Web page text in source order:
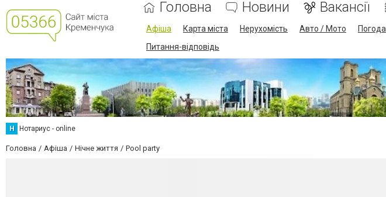
Головна Новини Вакансії
Афіша Карта міста Нерухомість Авто / Мото Погода
Питання-відповідь
Н Нотариус - online
Головна Афіша Нічне життя Pool party